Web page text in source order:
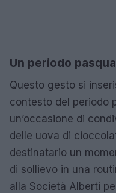
Un periodo
Questo gesto si
contesto del periodo
un’occasione di
delle uova di
destinatario un
di sollievo in una
alla Società Alberti